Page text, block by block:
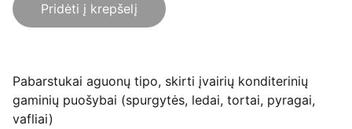
Pridėti į krepšelį
Pabarstukai aguonų tipo, skirti įvairių konditerinių
gaminių puošybai (spurgytės, ledai, tortai, pyragai,
vafliai)